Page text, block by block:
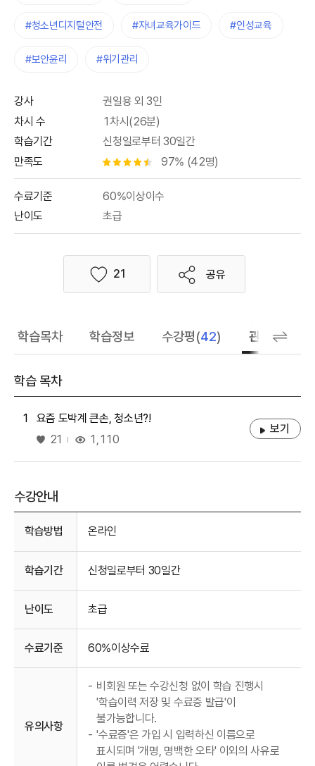
#청소년디지털안전 #자녀교육가이드 #인성교육
#보안윤리 #위기관리
강사
권일용 외 3인
차시 수
1차시(26분)
학습기간
신청일로부터 30일간
만족도
별점 4.5개 97% (42명)
수료기준
60%이상이수
난이도
초급
좋아요
21 공유
학습목차 학습정보 수강평(42) 관련 추천 학
학습 목차
1
요즘 도박계 큰손, 청소년?!
좋아요
21 1,110
보기
수강안내
학습방법 온라인
학습기간 신청일로부터 30일간
난이도 초급
수료기준 60%이상수료
유의사항
- 비회원 또는 수강신청 없이 학습 진행시
'학습이력 저장 및 수료증 발급'이
불가능합니다.
- '수료증'은 가입 시 입력하신 이름으로
표시되며 '개명, 명백한 오타' 이외의 사유로